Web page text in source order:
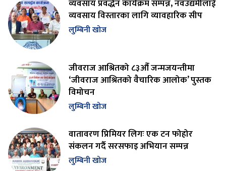
व्यवसाय प्रवर्द्धन कार्यक्रम सम्पन्न, नवउद्यमीलाई
व्यवसाय विस्तारका लागि व्यावहारिक सीप
लुम्बिनी खोज
जीवराज आश्रितको ८३औँ जन्मजयन्तीमा
‘जीवराज आश्रितको वैचारिक आलोक’ पुस्तक
विमोचन
लुम्बिनी खोज
वातावरण प्रिमियर लिगः एक टन फोहोर
संकलन गर्दै सरसफाइ अभियान सम्पन्न
लुम्बिनी खोज